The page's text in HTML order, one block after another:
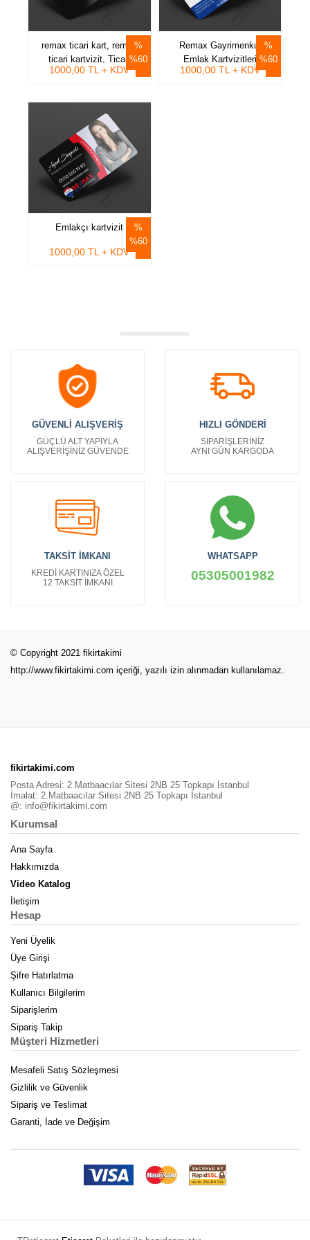
%60
remax ticari kart, remax
ticari kartvizit, Ticari
Kartvizit, Lüks Konut
1000,00 TL + KDV
%60
Remax Gayrimenkul
Emlak Kartvizitleri
1000,00 TL + KDV
%60
Emlakçı kartvizit
1000,00 TL + KDV
GÜVENLİ ALIŞVERİŞ
GÜÇLÜ ALT YAPIYLA
ALIŞVERİŞİNİZ GÜVENDE
HIZLI GÖNDERİ
SİPARİŞLERİNİZ
AYNI GÜN KARGODA
TAKSİT İMKANI
KREDİ KARTINIZA ÖZEL
12 TAKSİT İMKANI
WHATSAPP
05305001982
© Copyright 2021 fikirtakimi
http://www.fikirtakimi.com içeriği, yazılı izin alınmadan kullanılamaz.
fikirtakimi.com
Posta Adresi: 2.Matbaacılar Sitesi 2NB 25 Topkapı İstanbul
İmalat: 2.Matbaacılar Sitesi 2NB 25 Topkapı İstanbul
@: info@fikirtakimi.com
Kurumsal
Ana Sayfa
Hakkımızda
Video Katalog
İletişim
Hesap
Yeni Üyelik
Üye Girişi
Şifre Hatırlatma
Kullanıcı Bilgilerim
Siparişlerim
Sipariş Takip
Müşteri Hizmetleri
Mesafeli Satış Sözleşmesi
Gizlilik ve Güvenlik
Sipariş ve Teslimat
Garanti, İade ve Değişim